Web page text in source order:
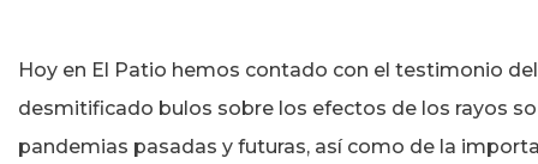
Hoy en El Patio hemos contado con el testimonio
desmitificado bulos sobre los efectos de los rayos
pandemias pasadas y futuras, así como de la